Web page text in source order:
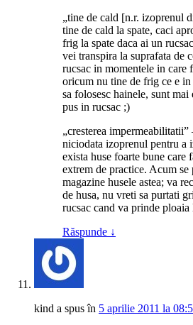
„tine de cald [n.r. izoprenul
tine de cald la spate, caci
frig la spate daca ai un
vei transpira la suprafata de
rucsac in momentele in
oricum nu tine de frig ce e
sa folosesc hainele, sunt
pus in rucsac ;)
„cresterea
niciodata izoprenul pentru a
exista huse foarte bune care
extrem de practice. Acum
magazine husele astea; va
de husa, nu vreti sa purtati
rucsac cand va prinde
Răspunde ↓
kind a spusîn 5 aprilie 2011 la